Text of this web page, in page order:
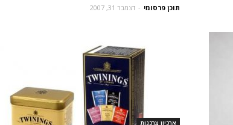
תוכן פרסומי - דצמבר 31, 2007
ארכיון צרכנות